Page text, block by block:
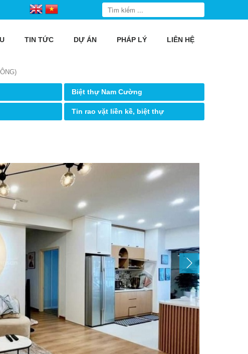
TIN TỨC DỰ ÁN PHÁP LÝ LIÊN HỆ
Biệt thự Nam Cường
Tin rao vặt liền kề, biệt thự